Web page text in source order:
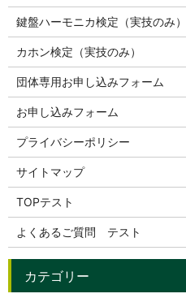
鍵盤ハーモニカ検定（実技のみ）
カホン検定（実技のみ）
団体専用お申し込みフォーム
お申し込みフォーム
プライバシーポリシー
サイトマップ
TOPテスト
よくあるご質問 テスト